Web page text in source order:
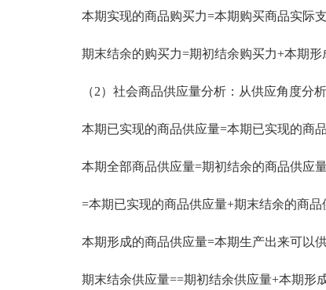
本期实现的商品购买力=本期购买商品实际
期末结余的购买力=期初结余购买力+本期形
（2）社会商品供应量分析：从供应角度分析
本期已实现的商品供应量=本期已实现的商品
本期全部商品供应量=期初结余的商品供应
=本期已实现的商品供应量+期末结余的商品
本期形成的商品供应量=本期生产出来可以
期末结余供应量==期初结余供应量+本期形